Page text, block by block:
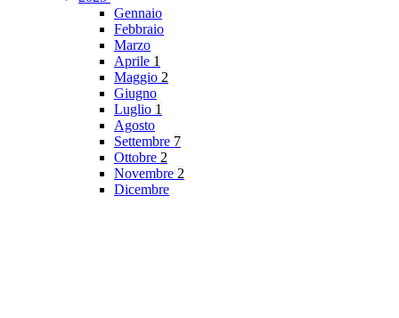
Gennaio
Febbraio
Marzo
Aprile 1
Maggio 2
Giugno
Luglio 1
Agosto
Settembre 7
Ottobre 2
Novembre 2
Dicembre